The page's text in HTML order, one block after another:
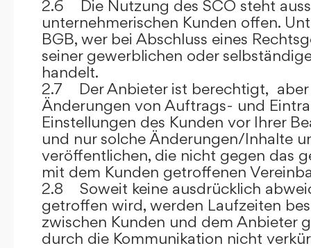
2.6 Die Nutzung des SCO steht
unternehmerischen Kunden offen.
BGB, wer bei Abschluss eines
seiner gewerblichen oder
handelt.
2.7 Der Anbieter ist berechtigt,
Änderungen von Auftrags- und
Einstellungen des Kunden vor Ihrer
und nur solche Änderungen/Inhalte
veröffentlichen, die nicht gegen das
mit dem Kunden getroffenen
2.8 Soweit keine ausdrücklich
getroffen wird, werden Laufzeiten
zwischen Kunden und dem Anbieter
durch die Kommunikation nicht